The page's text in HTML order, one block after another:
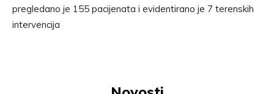
pregledano je 155 pacijenata i evidentirano je 7 terenskih
intervencija